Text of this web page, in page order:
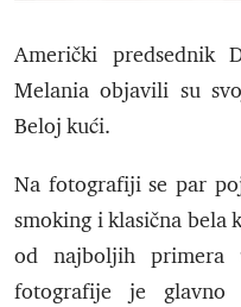
Američki predsednik
Melania objavili su
Beloj kući.
Na fotografiji se par
smoking i klasična bela
od najboljih primera
fotografije je glavno